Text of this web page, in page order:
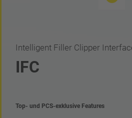
Intelligent Filler Clipper
IFC
Top- und PCS-exklusive Features